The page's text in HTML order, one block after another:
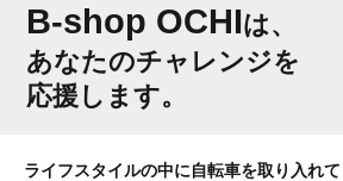
B-shop OCHIは、
あなたのチャレンジを
応援します。
ライフスタイルの中に自転車を取り入れ